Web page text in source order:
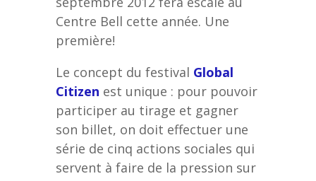
Centre Bell cette année. Une
première!
Le concept du festival Global
Citizen est unique : pour pouvoir
participer au tirage et gagner
son billet, on doit effectuer une
série de cinq actions sociales qui
servent à faire de la pression sur